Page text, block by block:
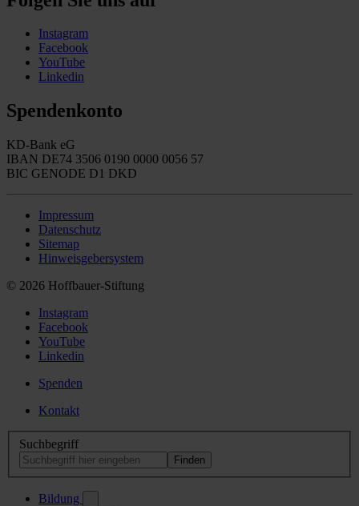
Instagram
Facebook
YouTube
Linkedin
Spendenkonto
KD-Bank eG
IBAN DE74 3506 0190 0000 0056 57
BIC GENODE D1 DKD
Impressum
Datenschutz
Sitemap
Hinweisgebersystem
© 2026 Hoffbauer-Stiftung
Instagram
Facebook
YouTube
Linkedin
Spenden
Kontakt
Suchbegriff
Bildung